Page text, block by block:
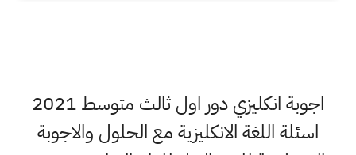
اجوبة انكليزي دور اول ثالث متوسط 2021
اسئلة اللغة الانكليزية مع الحلول والاجوبة